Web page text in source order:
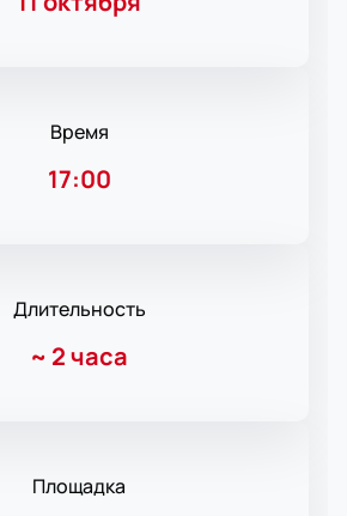
Время
17:00
Длительность
~ 2 часа
Площадка